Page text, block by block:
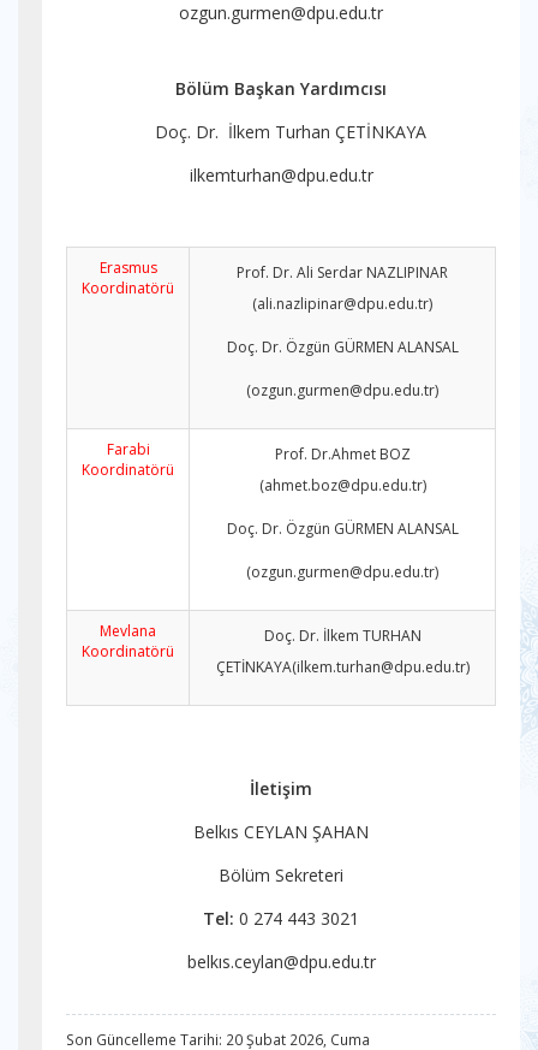
ozgun.gurmen@dpu.edu.tr
Bölüm Başkan Yardımcısı
Doç. Dr. İlkem Turhan ÇETİNKAYA
ilkemturhan@dpu.edu.tr
Erasmus
Koordinatörü
Prof. Dr. Ali Serdar NAZLIPINAR
(ali.nazlipinar@dpu.edu.tr)
Doç. Dr. Özgün GÜRMEN ALANSAL
(ozgun.gurmen@dpu.edu.tr)
Farabi
Koordinatörü
Prof. Dr.Ahmet BOZ
(ahmet.boz@dpu.edu.tr)
Doç. Dr. Özgün GÜRMEN ALANSAL
(ozgun.gurmen@dpu.edu.tr)
Mevlana
Koordinatörü
Doç. Dr. İlkem TURHAN
ÇETİNKAYA(ilkem.turhan@dpu.edu.tr)
İletişim
Belkıs CEYLAN ŞAHAN
Bölüm Sekreteri
Tel: 0 274 443 3021
belkıs.ceylan@dpu.edu.tr
Son Güncelleme Tarihi: 20 Şubat 2026, Cuma